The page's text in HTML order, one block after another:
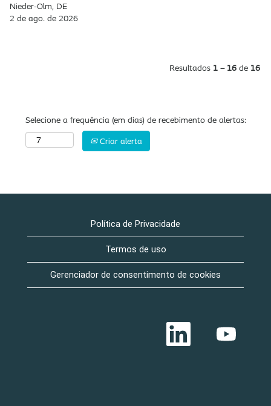
Nieder-Olm, DE
2 de ago. de 2026
Resultados 1 – 16 de 16
Selecione a frequência (em dias) de recebimento de alertas:
Criar alerta
Política de Privacidade
Termos de uso
Gerenciador de consentimento de cookies
A